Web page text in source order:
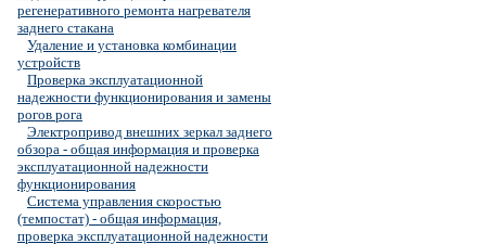
регенеративного ремонта нагревателя
заднего стакана
Удаление и установка комбинации
устройств
Проверка эксплуатационной
надежности функционирования и замены
рогов рога
Электропривод внешних зеркал заднего
обзора - общая информация и проверка
эксплуатационной надежности
функционирования
Система управления скоростью
(темпостат) - общая информация,
проверка эксплуатационной надежности